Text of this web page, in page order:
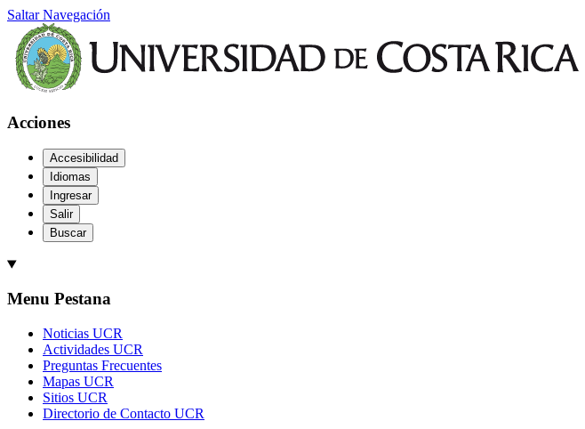
Saltar Navegación
Acciones
Accesibilidad
Idiomas
Ingresar
Salir
Buscar
Menu Pestana
Noticias UCR
Actividades UCR
Preguntas Frecuentes
Mapas UCR
Sitios UCR
Directorio de Contacto UCR